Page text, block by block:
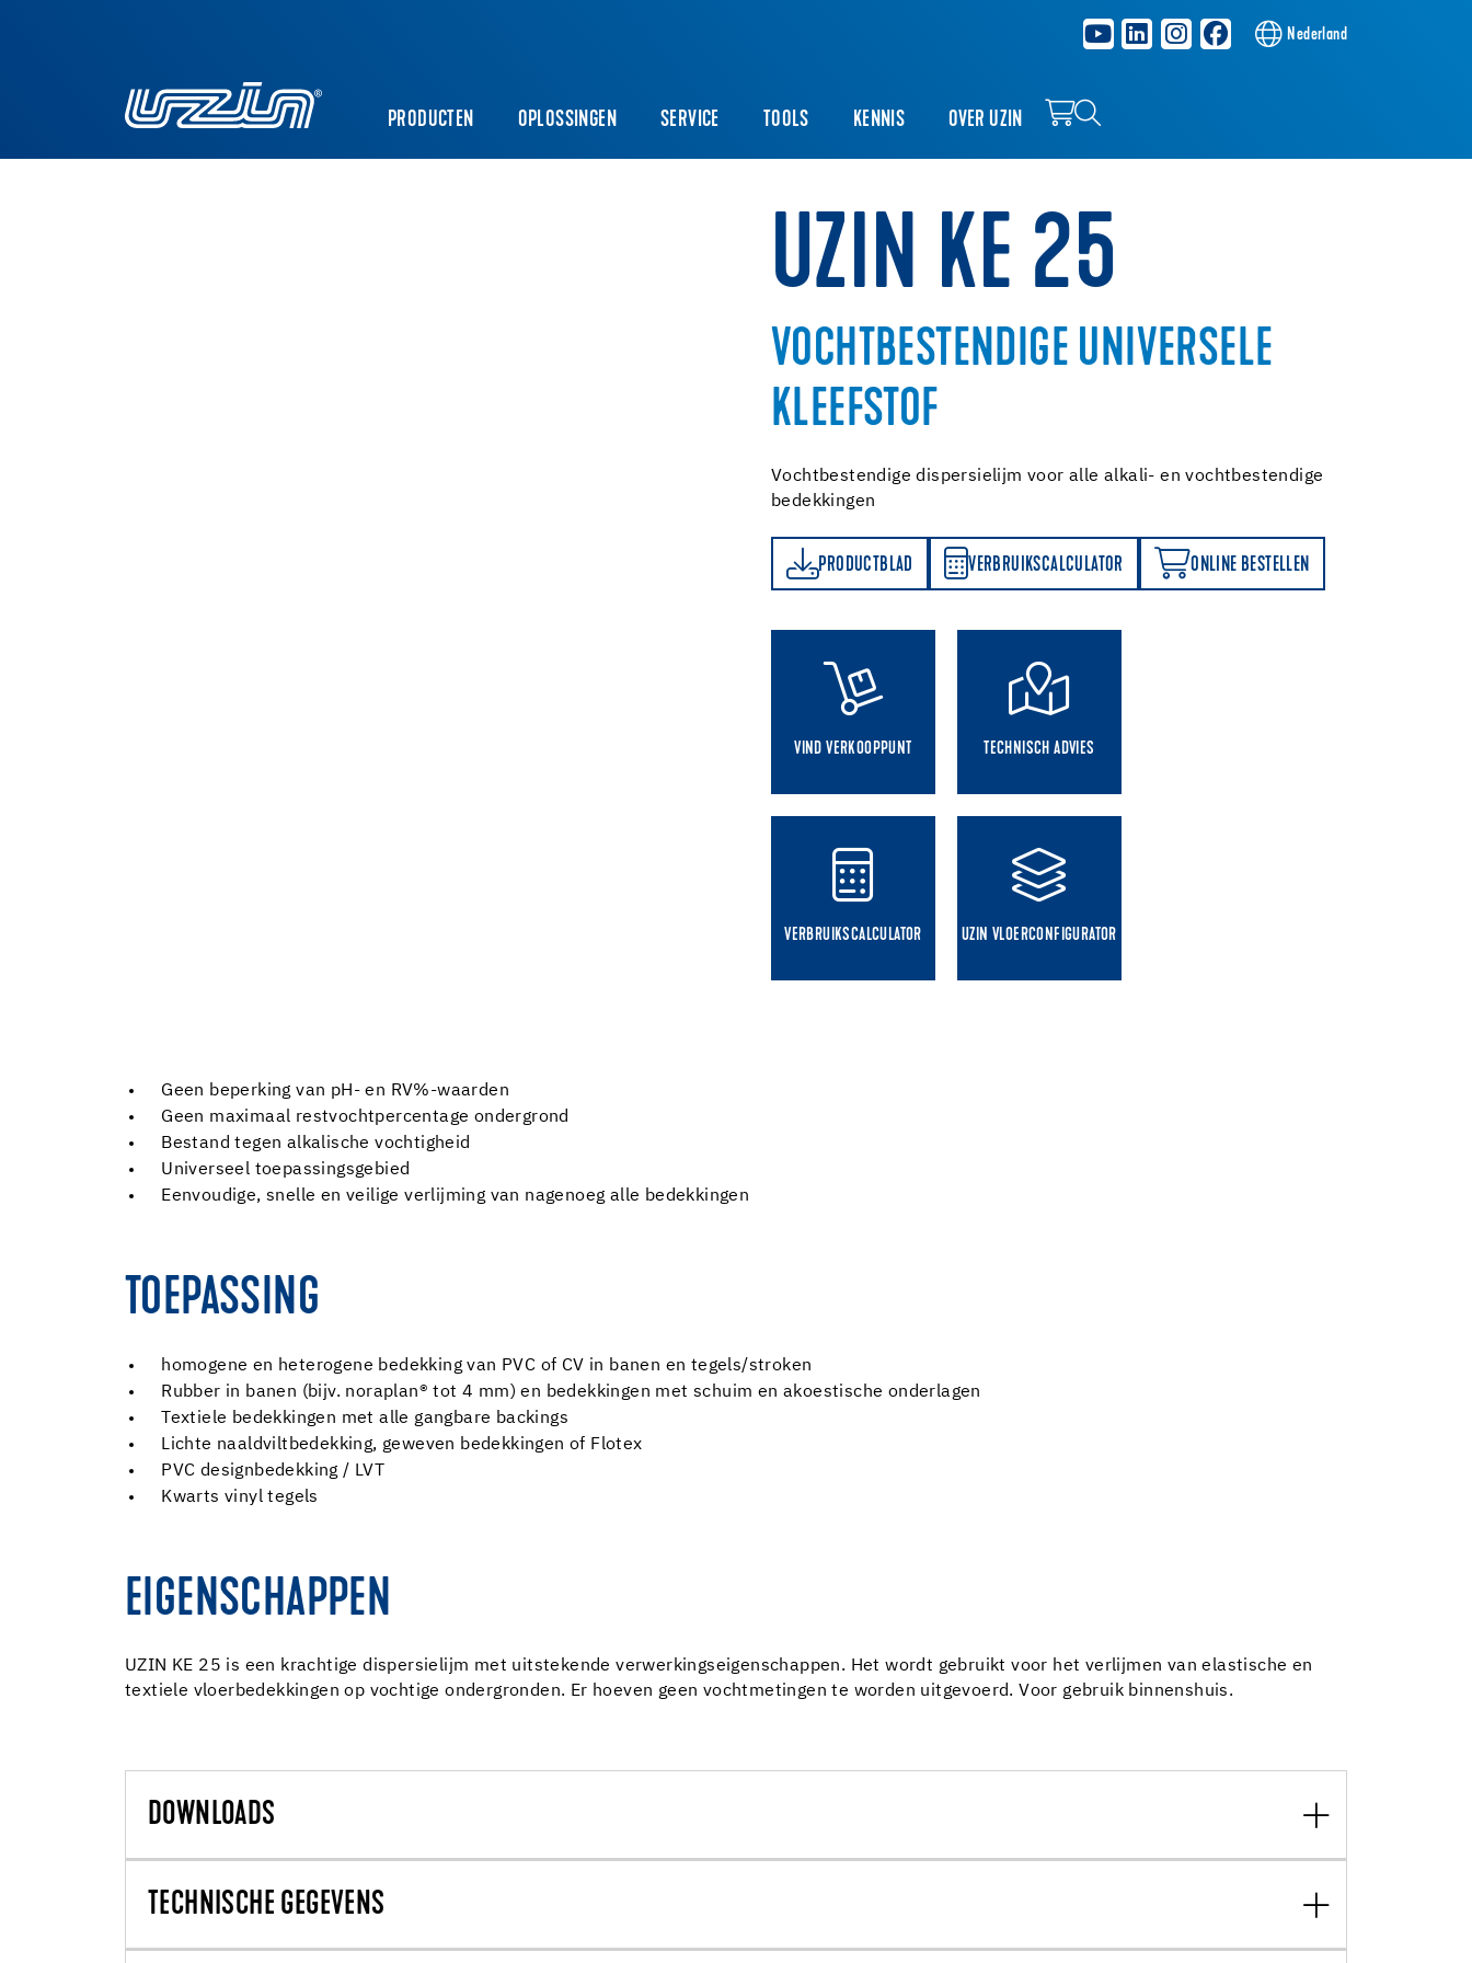
Nederland
PRODUCTEN OPLOSSINGEN SERVICE TOOLS KENNIS OVER UZIN
UZIN KE 25
VOCHTBESTENDIGE UNIVERSELE
KLEEFSTOF
Vochtbestendige dispersielijm voor alle alkali- en vochtbestendige
bedekkingen
PRODUCTBLAD VERBRUIKSCALCULATOR
VERBRUIKSCALCULATOR ONLINE BESTELLEN
ONLINE BESTELLEN
VIND VERKOOPPUNT TECHNISCH ADVIES
VERBRUIKSCALCULATOR UZIN VLOERCONFIGURATOR
Geen beperking van pH- en RV%-waarden
Geen maximaal restvochtpercentage ondergrond
Bestand tegen alkalische vochtigheid
Universeel toepassingsgebied
Eenvoudige, snelle en veilige verlijming van nagenoeg alle bedekkingen
TOEPASSING
homogene en heterogene bedekking van PVC of CV in banen en tegels/stroken
Rubber in banen (bijv. noraplan® tot 4 mm) en bedekkingen met schuim en akoestische onderlagen
Textiele bedekkingen met alle gangbare backings
Lichte naaldviltbedekking, geweven bedekkingen of Flotex
PVC designbedekking / LVT
Kwarts vinyl tegels
EIGENSCHAPPEN
UZIN KE 25 is een krachtige dispersielijm met uitstekende verwerkingseigenschappen. Het wordt gebruikt voor het verlijmen van elastische en
textiele vloerbedekkingen op vochtige ondergronden. Er hoeven geen vochtmetingen te worden uitgevoerd. Voor gebruik binnenshuis.
DOWNLOADS
TECHNISCHE GEGEVENS